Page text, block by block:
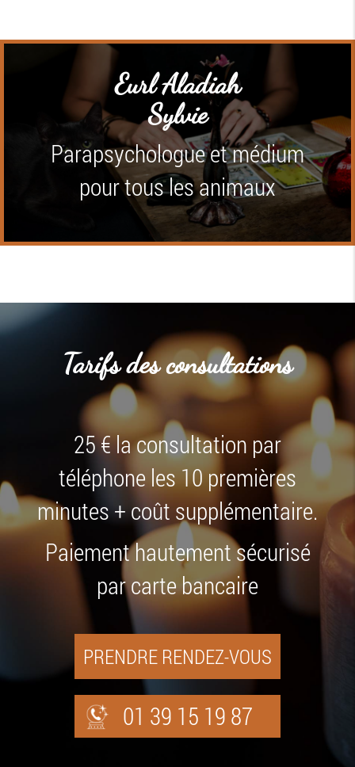
Eurl Aladiah
Sylvie
Parapsychologue et médium
pour tous les animaux
Tarifs des consultations
25 € la consultation par
téléphone les 10 premières
minutes + coût supplémentaire.
Paiement hautement sécurisé
par carte bancaire
PRENDRE RENDEZ-VOUS
01 39 15 19 87